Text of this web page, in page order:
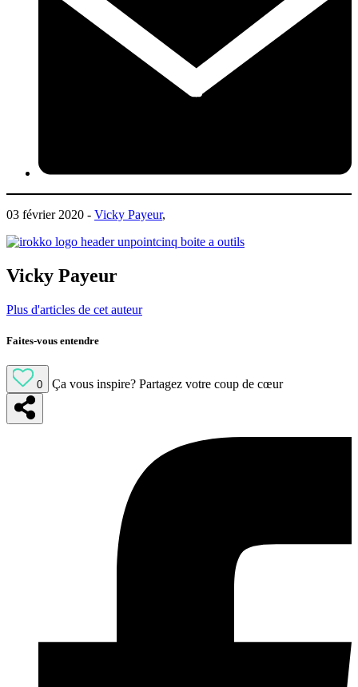
03 février 2020 - Vicky Payeur,
Vicky Payeur
Plus d'articles de cet auteur
Faites-vous entendre
0 Ça vous inspire? Partagez votre coup de cœur